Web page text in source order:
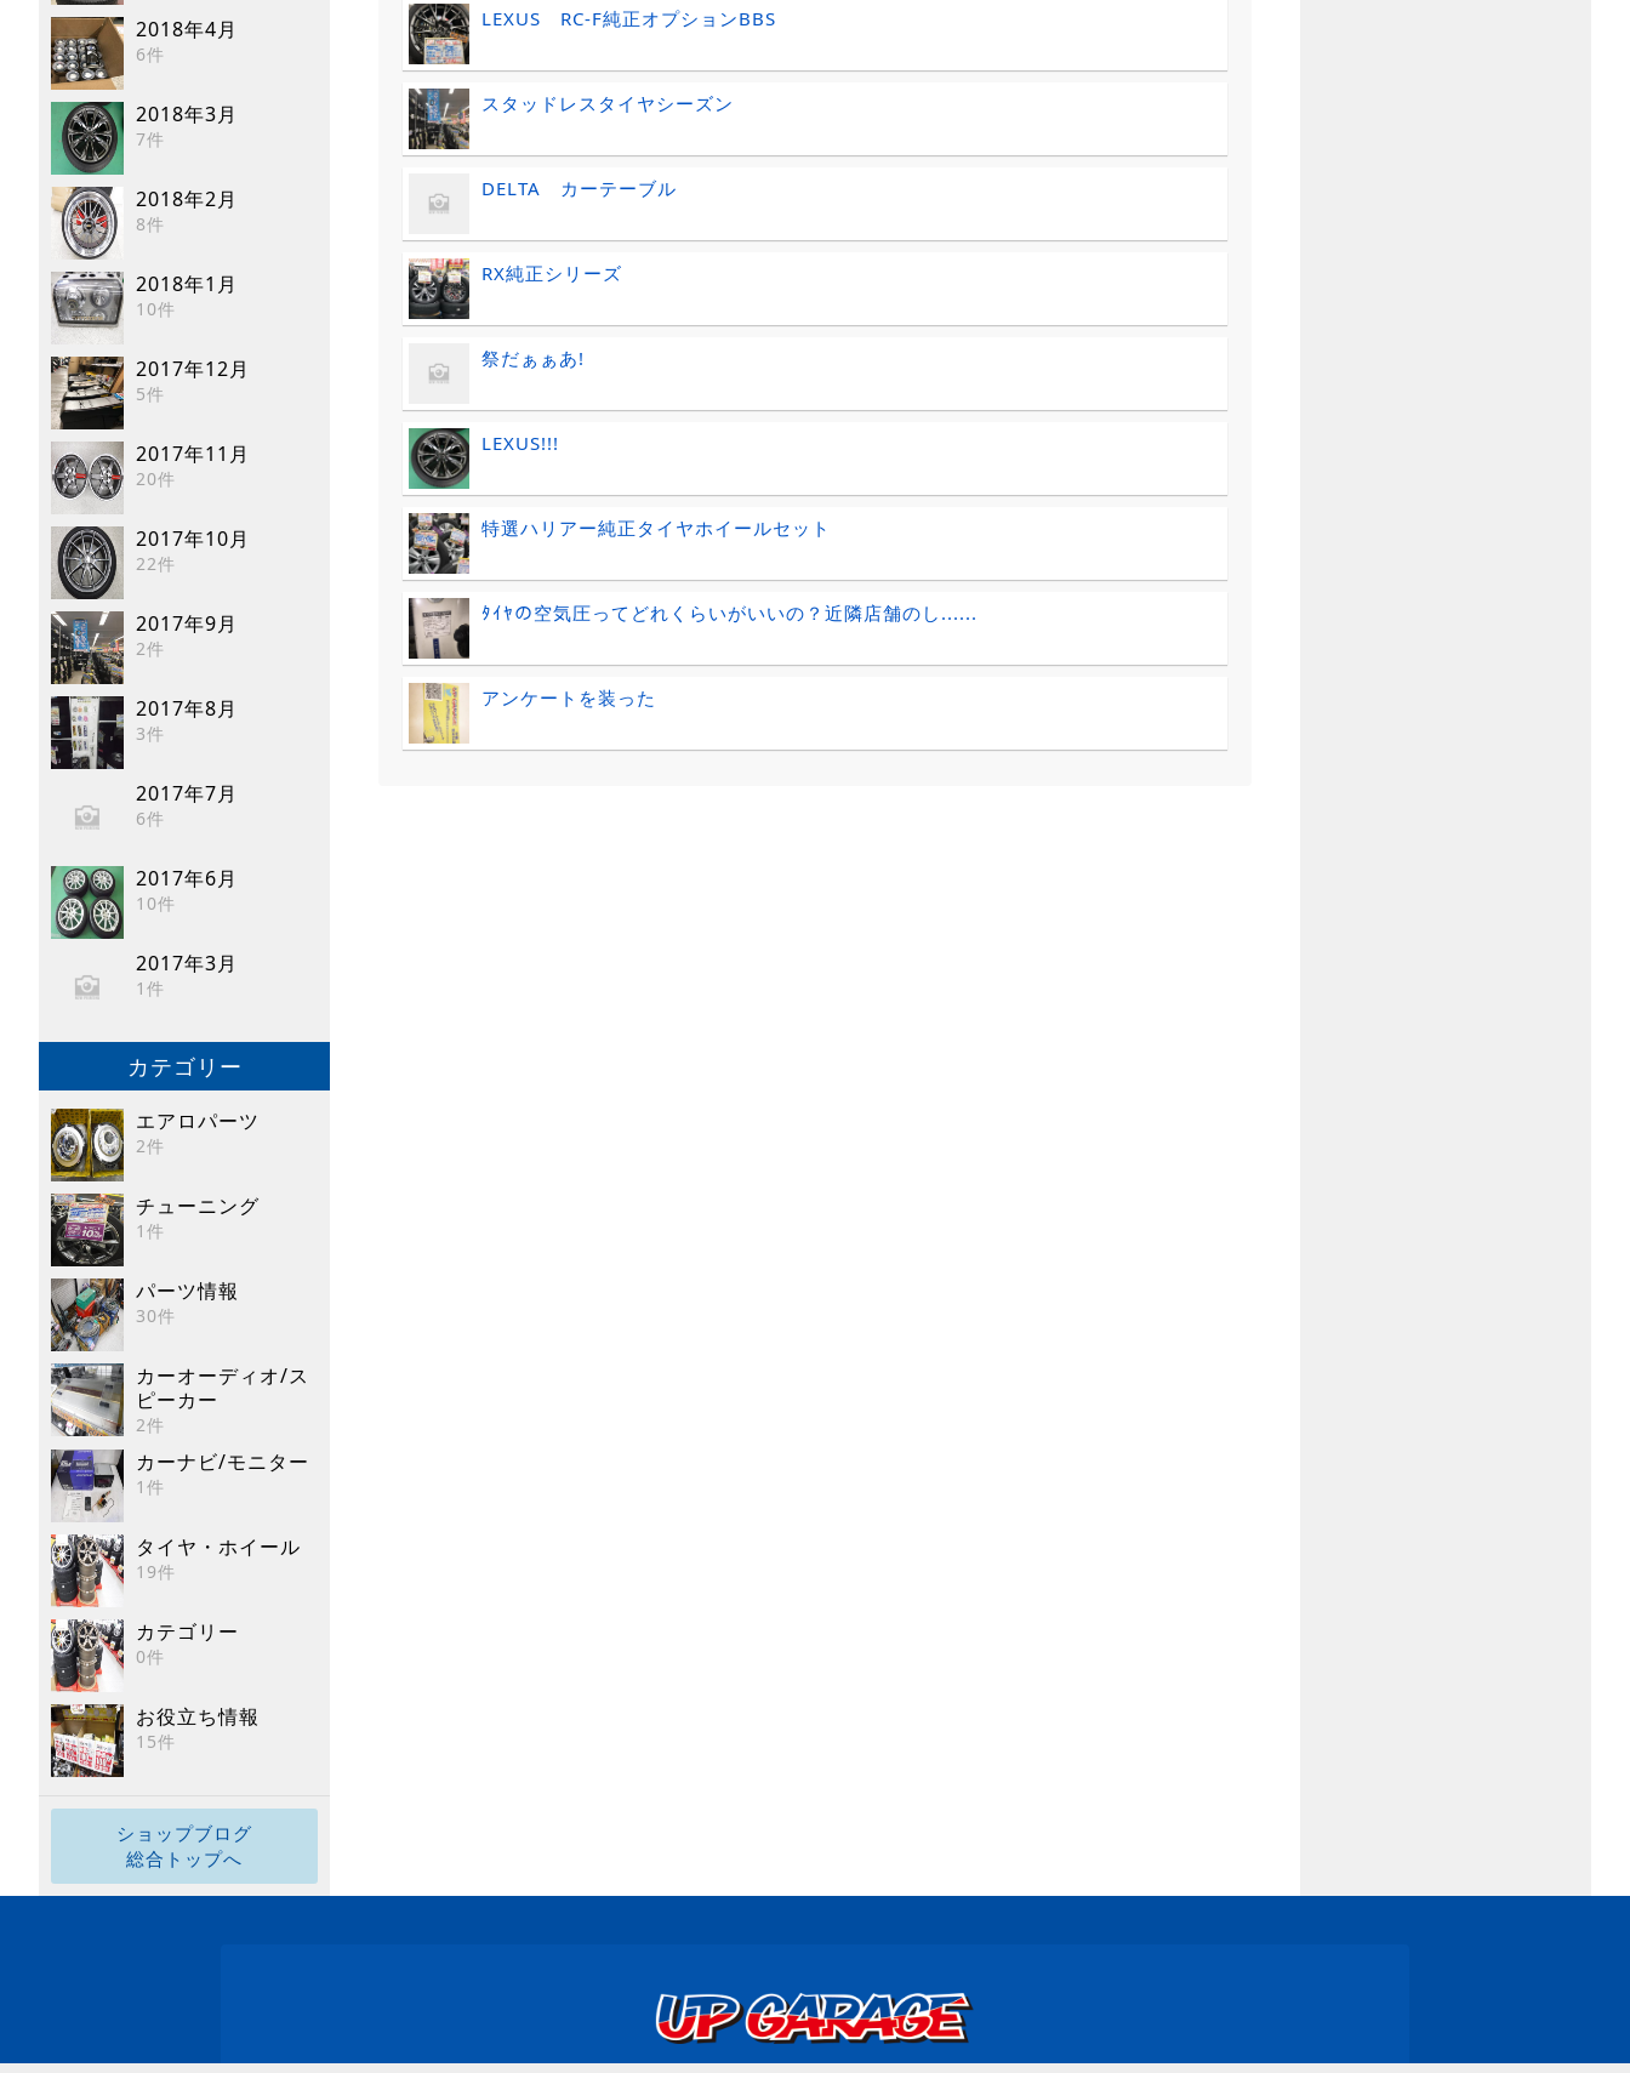
2018年4月
6件
2018年3月
7件
2018年2月
8件
2018年1月
10件
2017年12月
5件
2017年11月
20件
2017年10月
22件
2017年9月
2件
2017年8月
3件
2017年7月
6件
2017年6月
10件
2017年3月
1件
カテゴリー
エアロパーツ
2件
チューニング
1件
パーツ情報
30件
カーオーディオ/ス
ピーカー
2件
カーナビ/モニター
1件
タイヤ・ホイール
19件
カテゴリー
0件
お役立ち情報
15件
ショップブログ
総合トップへ
LEXUS RC-F純正オプションBBS
スタッドレスタイヤシーズン
DELTA カーテーブル
RX純正シリーズ
祭だぁぁあ!
LEXUS!!!
特選ハリアー純正タイヤホイールセット
ﾀｲﾔの空気圧ってどれくらいがいいの？近隣店舗のし......
アンケートを装った